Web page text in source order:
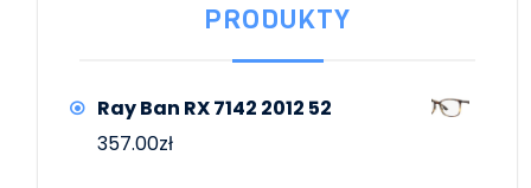
PRODUKTY
Ray Ban RX 7142 2012 52
357.00zł